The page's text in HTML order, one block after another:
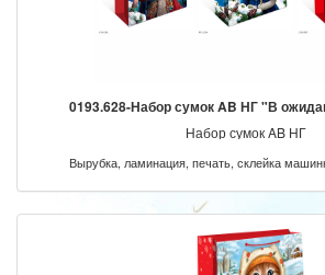
0193.628-Набор сумок AB НГ "В
Набор сумок AB НГ
Вырубка, ламинация, печать, склейка